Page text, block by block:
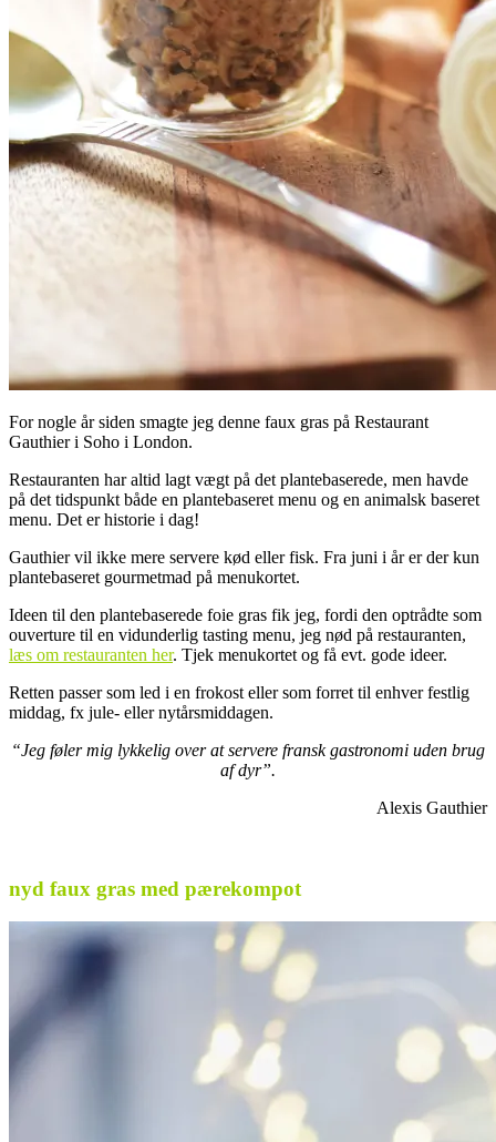
For nogle år siden smagte jeg denne faux gras på Restaurant
Gauthier i Soho i London.
Restauranten har altid lagt vægt på det plantebaserede, men havde
på det tidspunkt både en plantebaseret menu og en animalsk baseret
menu. Det er historie i dag!
Gauthier vil ikke mere servere kød eller fisk. Fra juni i år er der kun
plantebaseret gourmetmad på menukortet.
Ideen til den plantebaserede foie gras fik jeg, fordi den optrådte som
ouverture til en vidunderlig tasting menu, jeg nød på restauranten,
læs om restauranten her. Tjek menukortet og få evt. gode ideer.
Retten passer som led i en frokost eller som forret til enhver festlig
middag, fx jule- eller nytårsmiddagen.
“Jeg føler mig lykkelig over at servere fransk gastronomi uden brug
af dyr”.
Alexis Gauthier
nyd faux gras med pærekompot